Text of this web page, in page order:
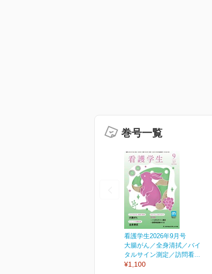
巻号一覧
看護学生2026年9月号
大腸がん／全身清拭／バイ
タルサイン測定／訪問看...
¥1,100